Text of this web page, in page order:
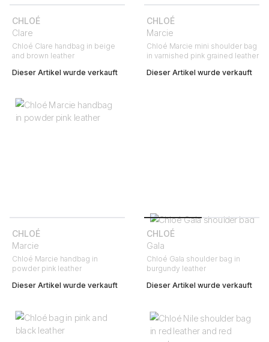
CHLOÉ
Clare
Chloé Clare handbag in beige
and brown leather
Dieser Artikel wurde verkauft
CHLOÉ
Marcie
Chloé Marcie mini shoulder bag
in varnished pink grained leather
Dieser Artikel wurde verkauft
CHLOÉ
Marcie
Chloé Marcie handbag in
powder pink leather
Dieser Artikel wurde verkauft
CHLOÉ
Gala
Chloé Gala shoulder bag in
burgundy leather
Dieser Artikel wurde verkauft